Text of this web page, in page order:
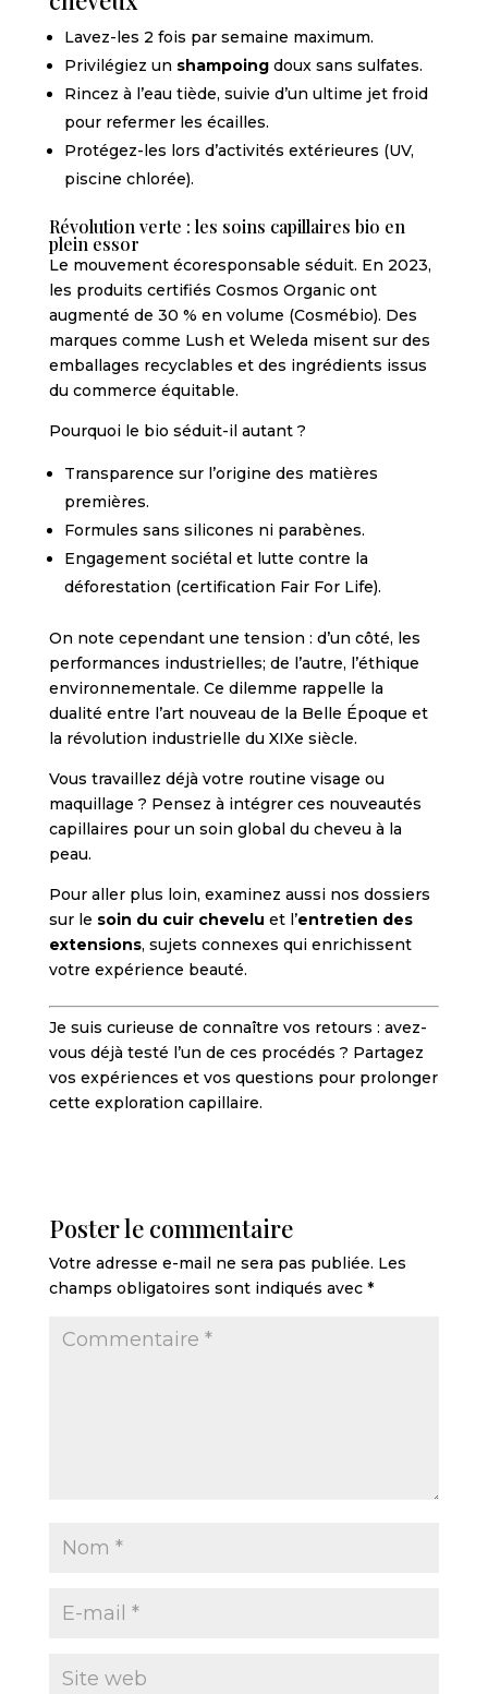
Lavez-les 2 fois par semaine maximum.
Privilégiez un shampoingdoux sans sulfates.
Rincez à l’eau tiède, suivie d’un ultime jet froid
pour refermer les écailles.
Protégez-les lors d’activités extérieures (UV,
piscine chlorée).
Révolution verte : les soins capillaires bio en
plein essor
Le mouvement écoresponsable séduit. En 2023,
les produits certifiés Cosmos Organic ont
augmenté de 30 % en volume (Cosmébio). Des
marques comme Lush et Weleda misent sur des
emballages recyclables et des ingrédients issus
du commerce équitable.
Pourquoi le bio séduit-il autant ?
Transparence sur l’origine des matières
premières.
Formules sans silicones ni parabènes.
Engagement sociétal et lutte contre la
déforestation (certification Fair For Life).
On note cependant une tension : d’un côté, les
performances industrielles; de l’autre, l’éthique
environnementale. Ce dilemme rappelle la
dualité entre l’art nouveau de la Belle Époque et
la révolution industrielle du XIXe siècle.
Vous travaillez déjà votre routine visage ou
maquillage ? Pensez à intégrer ces nouveautés
capillaires pour un soin global du cheveu à la
peau.
Pour aller plus loin, examinez aussi nos dossiers
sur le soin du cuir chevelu et l’entretien des
extensions, sujets connexes qui enrichissent
votre expérience beauté.
Je suis curieuse de connaître vos retours : avez-
vous déjà testé l’un de ces procédés ? Partagez
vos expériences et vos questions pour prolonger
cette exploration capillaire.
Poster le commentaire
Votre adresse e-mail ne sera pas publiée. Les
champs obligatoires sont indiqués avec *